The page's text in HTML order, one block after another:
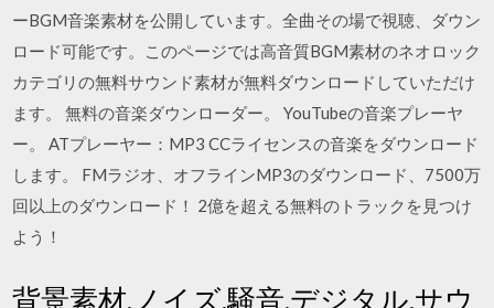
ーBGM音楽素材を公開しています。全曲その場で視聴、ダウン
ロード可能です。このページでは高音質BGM素材のネオロック
カテゴリの無料サウンド素材が無料ダウンロードしていただけ
ます。 無料の音楽ダウンローダー。 YouTubeの音楽プレーヤ
ー。 ATプレーヤー：MP3 CCライセンスの音楽をダウンロード
します。 FMラジオ、オフラインMP3のダウンロード、7500万
回以上のダウンロード！ 2億を超える無料のトラックを見つけ
よう！
背景素材,ノイズ,騒音,デジタル,サウ